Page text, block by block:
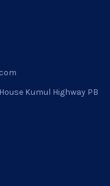
Kumul Highway PB